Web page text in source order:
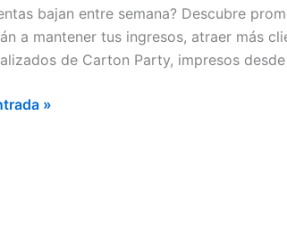
bajan entre semana? Descubre
a mantener tus ingresos, atraer más
de Carton Party, impresos
»